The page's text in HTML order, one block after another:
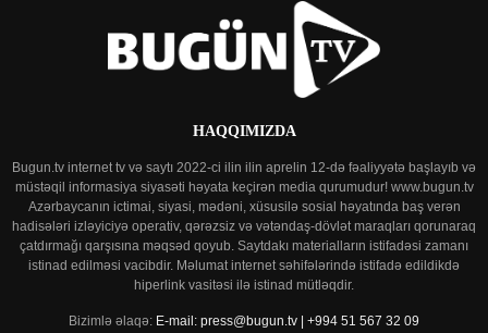
HAQQIMIZDA
Bugun.tv internet tv və saytı 2022-ci ilin ilin aprelin 12-də fəaliyyətə başlayıb və
müstəqil informasiya siyasəti həyata keçirən media qurumudur! www.bugun.tv
Azərbaycanın ictimai, siyasi, mədəni, xüsusilə sosial həyatında baş verən
hadisələri izləyiciyə operativ, qərəzsiz və vətəndaş-dövlət maraqları qorunaraq
çatdırmağı qarşısına məqsəd qoyub. Saytdakı materialların istifadəsi zamanı
istinad edilməsi vacibdir. Məlumat internet səhifələrində istifadə edildikdə
hiperlink vasitəsi ilə istinad mütləqdir.
Bizimlə əlaqə: E-mail: press@bugun.tv | +994 51 567 32 09